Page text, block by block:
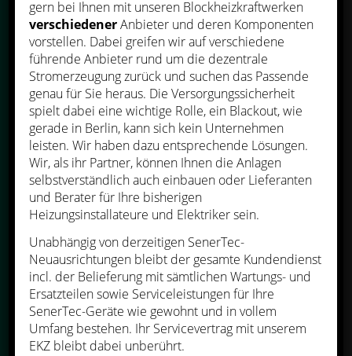
DER BESTEDACHS
ALLER ZEITEN
Das meistverkaufte BHKW
Europas.
gern bei Ihnen mit unseren Blockheizkraftwerken
verschiedenerAnbieter und deren Komponenten
vorstellen. Dabei greifen wir auf verschiedene
führende Anbieter rund um die dezentrale
Stromerzeugung zurück und suchen das Passende
genau für Sie heraus. Die Versorgungssicherheit
spielt dabei eine wichtige Rolle, ein Blackout, wie
gerade in Berlin, kann sich kein Unternehmen
leisten. Wir haben dazu entsprechende Lösungen.
Wir, als ihr Partner, können Ihnen die Anlagen
selbstverständlich auch einbauen oder Lieferanten
und Berater für Ihre bisherigen
Heizungsinstallateure und Elektriker sein.
Unabhängig von derzeitigen SenerTec-
Neuausrichtungen bleibt der gesamte Kundendienst
incl. der Belieferung mit sämtlichen Wartungs- und
Ersatzteilen sowie Serviceleistungen für Ihre
SenerTec-Geräte wie gewohnt und in vollem
Umfang bestehen. Ihr Servicevertrag mit unserem
EKZ bleibt dabei unberührt.